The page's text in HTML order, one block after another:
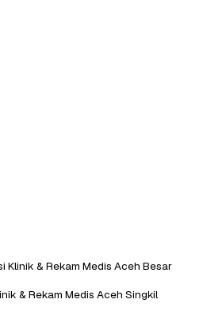
Klinik & Rekam Medis Aceh Besar
& Rekam Medis Aceh Singkil